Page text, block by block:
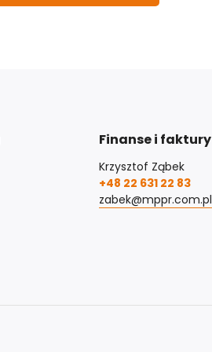
Finanse i faktury
Krzysztof Ząbek
+48 22 631 22 83
zabek@mppr.com.pl